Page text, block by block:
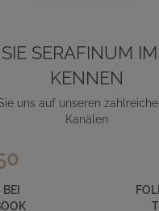
SERAFINUM
KENNEN
uns auf unseren
Kanälen